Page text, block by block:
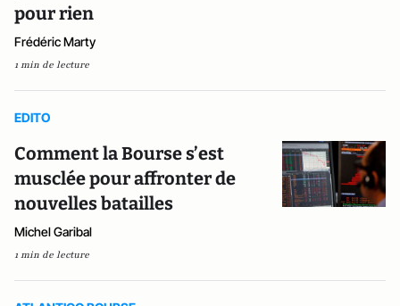
pour rien
Frédéric Marty
1 min de lecture
EDITO
Comment la Bourse s’est
musclée pour affronter de
nouvelles batailles
Michel Garibal
1 min de lecture